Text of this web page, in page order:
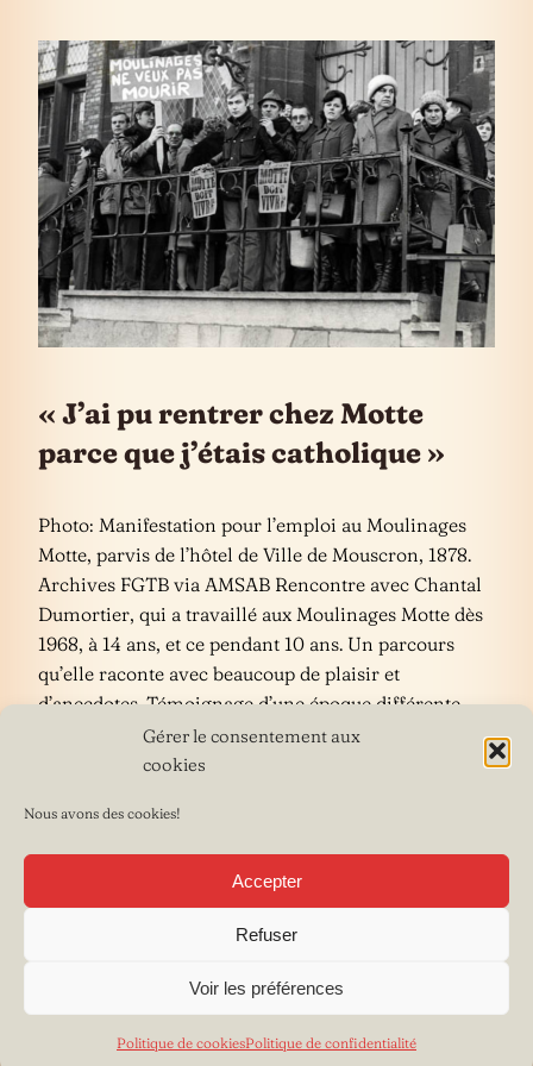
Gérer le consentement aux
cookies
Nous avons des cookies!
Accepter
Refuser
Voir les préférences
Politique de cookiesPolitique de confidentialité
« J’ai pu rentrer chez Motte
parce que j’étais catholique »
Photo: Manifestation pour l’emploi au Moulinages
Motte, parvis de l’hôtel de Ville de Mouscron, 1878.
Archives FGTB via AMSAB Rencontre avec Chantal
Dumortier, qui a travaillé aux Moulinages Motte dès
1968, à 14 ans, et ce pendant 10 ans. Un parcours
qu’elle raconte avec beaucoup de plaisir et
d’anecdotes. Témoignage d’une époque différente
Published on19 Août 2022